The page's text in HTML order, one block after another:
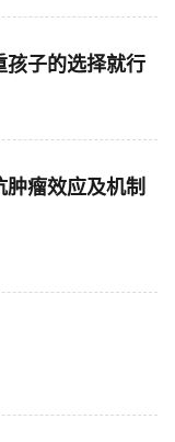
孩子的选择就行
瘤效应及机制